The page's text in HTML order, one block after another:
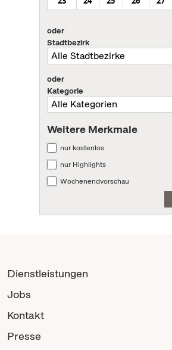
oder
Stadtbezirk
oder
Kategorie
Weitere Merkmale
nur kostenlos
nur Highlights
Wochenendvorschau
Dienstleistungen
Jobs
Kontakt
Presse